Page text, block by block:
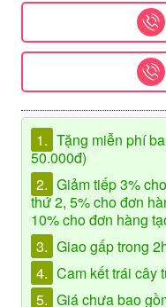
1. Tặng miễn phí
50.000đ)
2. Giảm tiếp 3%
thứ 2, 5% cho đơn
10% cho đơn hàng
3. Giao gấp trong
4. Cam kết trái cây
5. Giá chưa bao